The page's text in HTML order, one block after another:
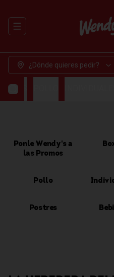
Abrir menu de navegación
¿Dónde quieres pedir?
Ponle Wendy's a
las Promos
Pollo
Postres